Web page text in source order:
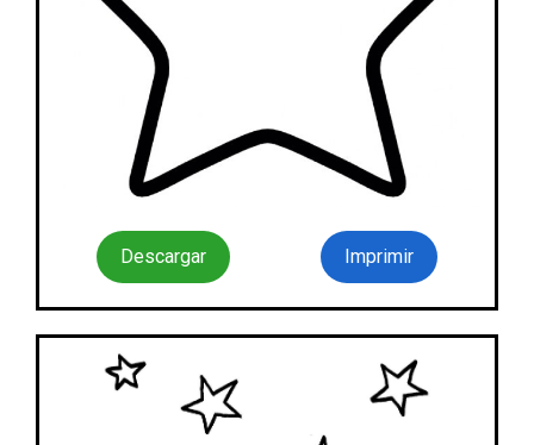
Descargar Imprimir